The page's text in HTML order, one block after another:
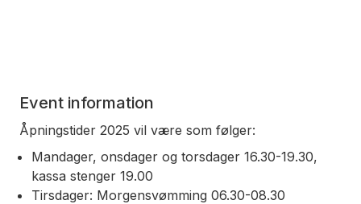
Event information
Åpningstider 2025 vil være som følger:
Mandager, onsdager og torsdager 16.30-19.30,
kassa stenger 19.00
Tirsdager: Morgensvømming 06.30-08.30